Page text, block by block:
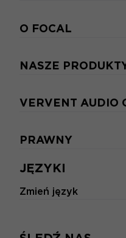
JĘZYKI
Zmień język
O FOCAL
NASZE
VERVENT AUDIO
PRAWNY